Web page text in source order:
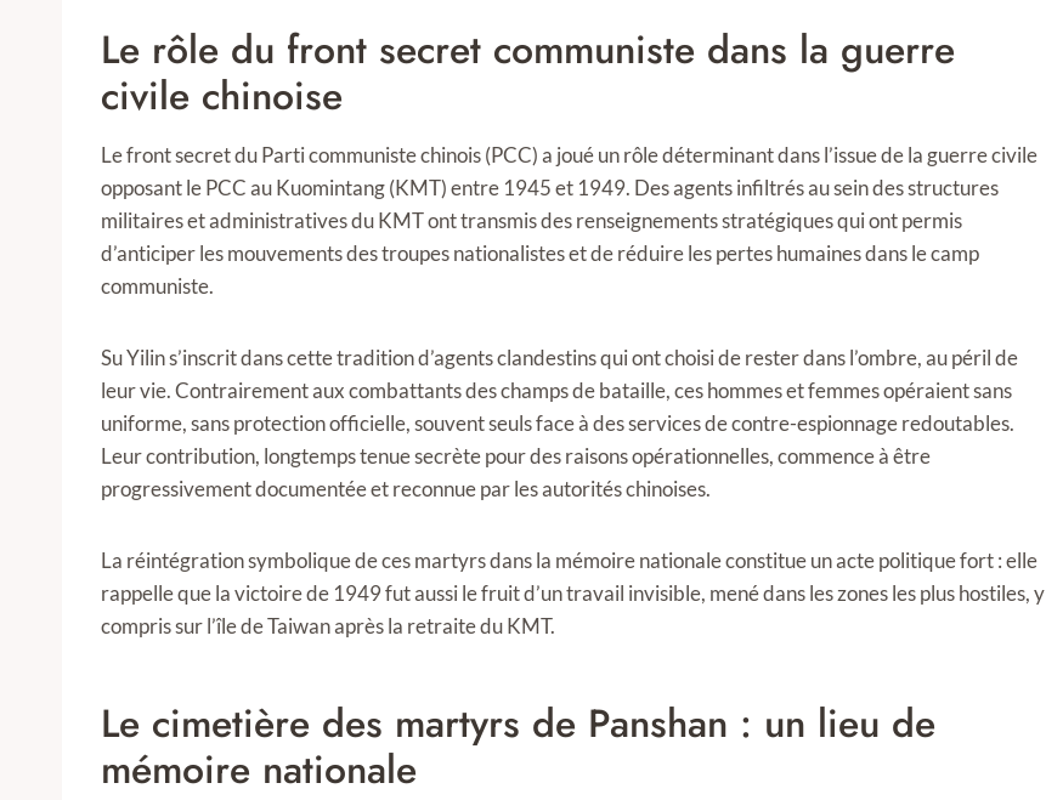
Le rôle du front secret communiste dans la guerre
civile chinoise
Le front secret du Parti communiste chinois (PCC) a joué un rôle déterminant dans l’issue de la guerre civile
opposant le PCC au Kuomintang (KMT) entre 1945 et 1949. Des agents infiltrés au sein des structures
militaires et administratives du KMT ont transmis des renseignements stratégiques qui ont permis
d’anticiper les mouvements des troupes nationalistes et de réduire les pertes humaines dans le camp
communiste.
Su Yilin s’inscrit dans cette tradition d’agents clandestins qui ont choisi de rester dans l’ombre, au péril de
leur vie. Contrairement aux combattants des champs de bataille, ces hommes et femmes opéraient sans
uniforme, sans protection officielle, souvent seuls face à des services de contre-espionnage redoutables.
Leur contribution, longtemps tenue secrète pour des raisons opérationnelles, commence à être
progressivement documentée et reconnue par les autorités chinoises.
La réintégration symbolique de ces martyrs dans la mémoire nationale constitue un acte politique fort : elle
rappelle que la victoire de 1949 fut aussi le fruit d’un travail invisible, mené dans les zones les plus hostiles, y
compris sur l’île de Taiwan après la retraite du KMT.
Le cimetière des martyrs de Panshan : un lieu de
mémoire nationale